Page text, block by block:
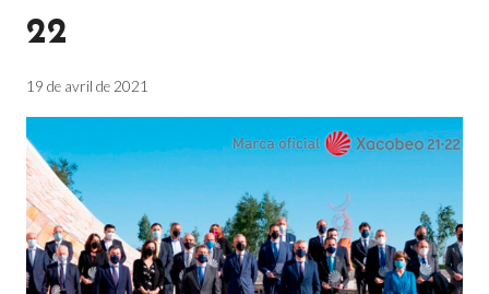
22
19 de avril de 2021